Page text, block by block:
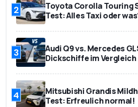
2
Toyota Corolla Touring
Test: Alles Taxi oder
3
Audi Q9 vs. Mercedes
Dickschiffe im Vergleich
4
Mitsubishi Grandis
Test: Erfreulich normal!